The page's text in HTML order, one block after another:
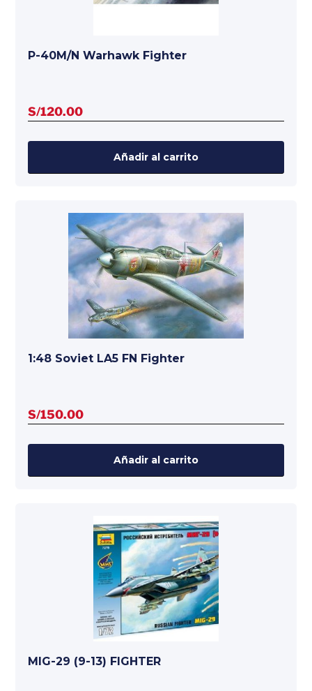
P-40M/N Warhawk Fighter
S/120.00
Añadir al carrito
1:48 Soviet LA5 FN Fighter
S/150.00
Añadir al carrito
MIG-29 (9-13) FIGHTER